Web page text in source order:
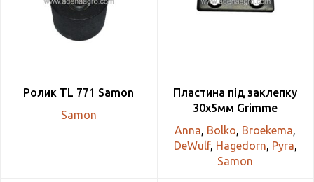
Ролик TL 771 Samon
Samon
Пластина під заклепку
30х5мм Grimme
Anna Bolko Broekema
DeWulf, Hagedorn Pyra
Samon